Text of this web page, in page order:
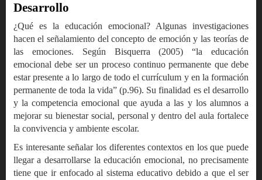
Desarrollo
¿Qué es la educación emocional? Algunas investigaciones
hacen el señalamiento del concepto de emoción y las teorías de
las emociones. Según Bisquerra (2005) “la educación
emocional debe ser un proceso continuo permanente que debe
estar presente a lo largo de todo el currículum y en la formación
permanente de toda la vida” (p.96). Su finalidad es el desarrollo
y la competencia emocional que ayuda a las y los alumnos a
mejorar su bienestar social, personal y dentro del aula fortalece
la convivencia y ambiente escolar.
Es interesante señalar los diferentes contextos en los que puede
llegar a desarrollarse la educación emocional, no precisamente
tiene que ir enfocado al sistema educativo debido a que el ser